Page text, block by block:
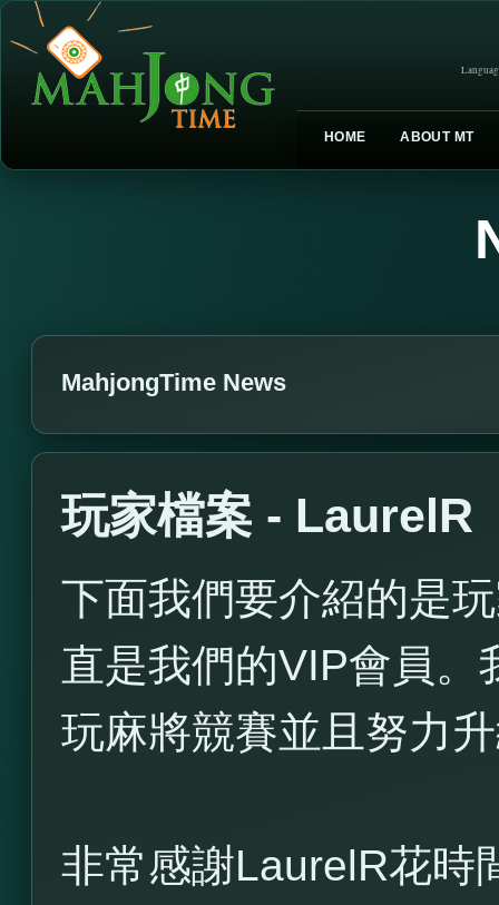
HOME ABOUT MT
MahjongTime News
玩家檔案 - LaurelR
下面我們要介紹的是
直是我們的VIP會員。
玩麻將競賽並且努力
非常感謝LaurelR花時